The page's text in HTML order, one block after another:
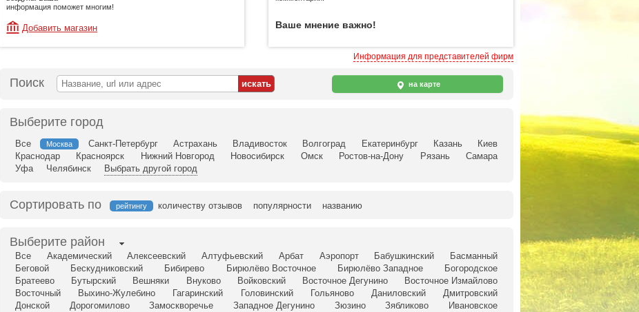
информация поможет многим!
Добавить магазин Ваше мнение важно!
Информация для представителей фирм
Поиск на карте
Выберите город
Все Москва Санкт-Петербург Астрахань Владивосток Волгоград Екатеринбург Казань
Киев
Краснодар
Красноярск Нижний Новгород Новосибирск Омск Ростов-на-Дону Рязань
Самара
Уфа
Челябинск Выбрать другой город
Сортировать по рейтингу количеству отзывов популярности названию
Выберите район
Все Академический Алексеевский Алтуфьевский Арбат Аэропорт Бабушкинский
Басманный
Беговой
Бескудниковский Бибирево Бирюлёво Восточное Бирюлёво Западное
Богородское
Братеево
Бутырский Вешняки Внуково Войковский Восточное Дегунино
Восточное Измайлово
Восточный
Выхино-Жулебино Гагаринский Головинский Гольяново Даниловский
Дмитровский
Донской
Дорогомилово Замоскворечье Западное Дегунино Зюзино Зябликово
Ивановское